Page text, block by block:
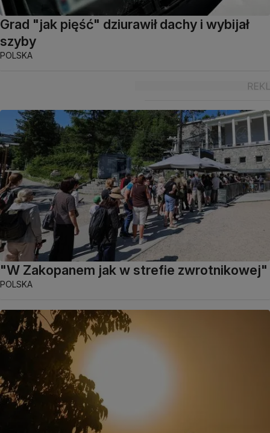
Grad "jak pięść" dziurawił dachy i wybijał
szyby
POLSKA
"W Zakopanem jak w strefie zwrotnikowej"
POLSKA